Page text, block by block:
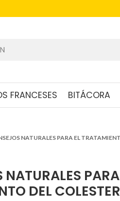
FRANCESES BITÁCORA
NATURALES PARA EL
DEL